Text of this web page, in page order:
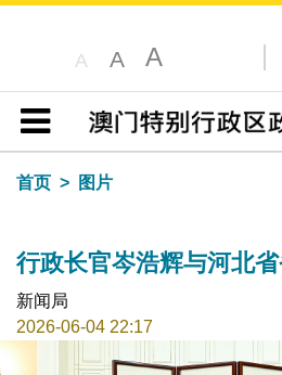
A A A
目录
首页
图片
行政长官岑浩辉与河北省
新闻局
2026-06-04 22:17